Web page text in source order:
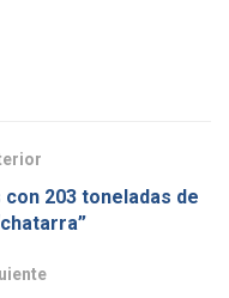
203 toneladas de